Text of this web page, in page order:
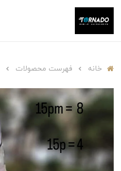
خانه فهرست محصولات